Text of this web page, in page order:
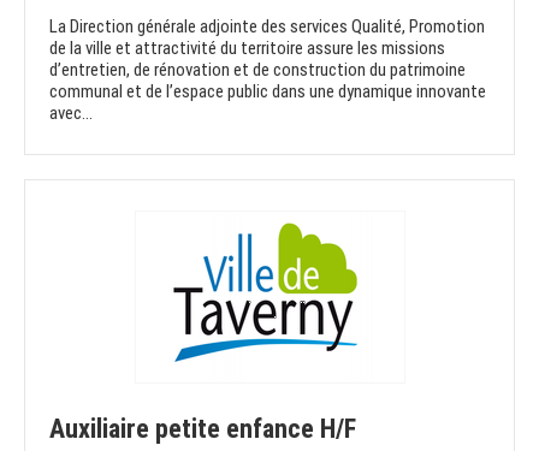
La Direction générale adjointe des services Qualité, Promotion
de la ville et attractivité du territoire assure les missions
d’entretien, de rénovation et de construction du patrimoine
communal et de l’espace public dans une dynamique innovante
avec...
Auxiliaire petite enfance H/F